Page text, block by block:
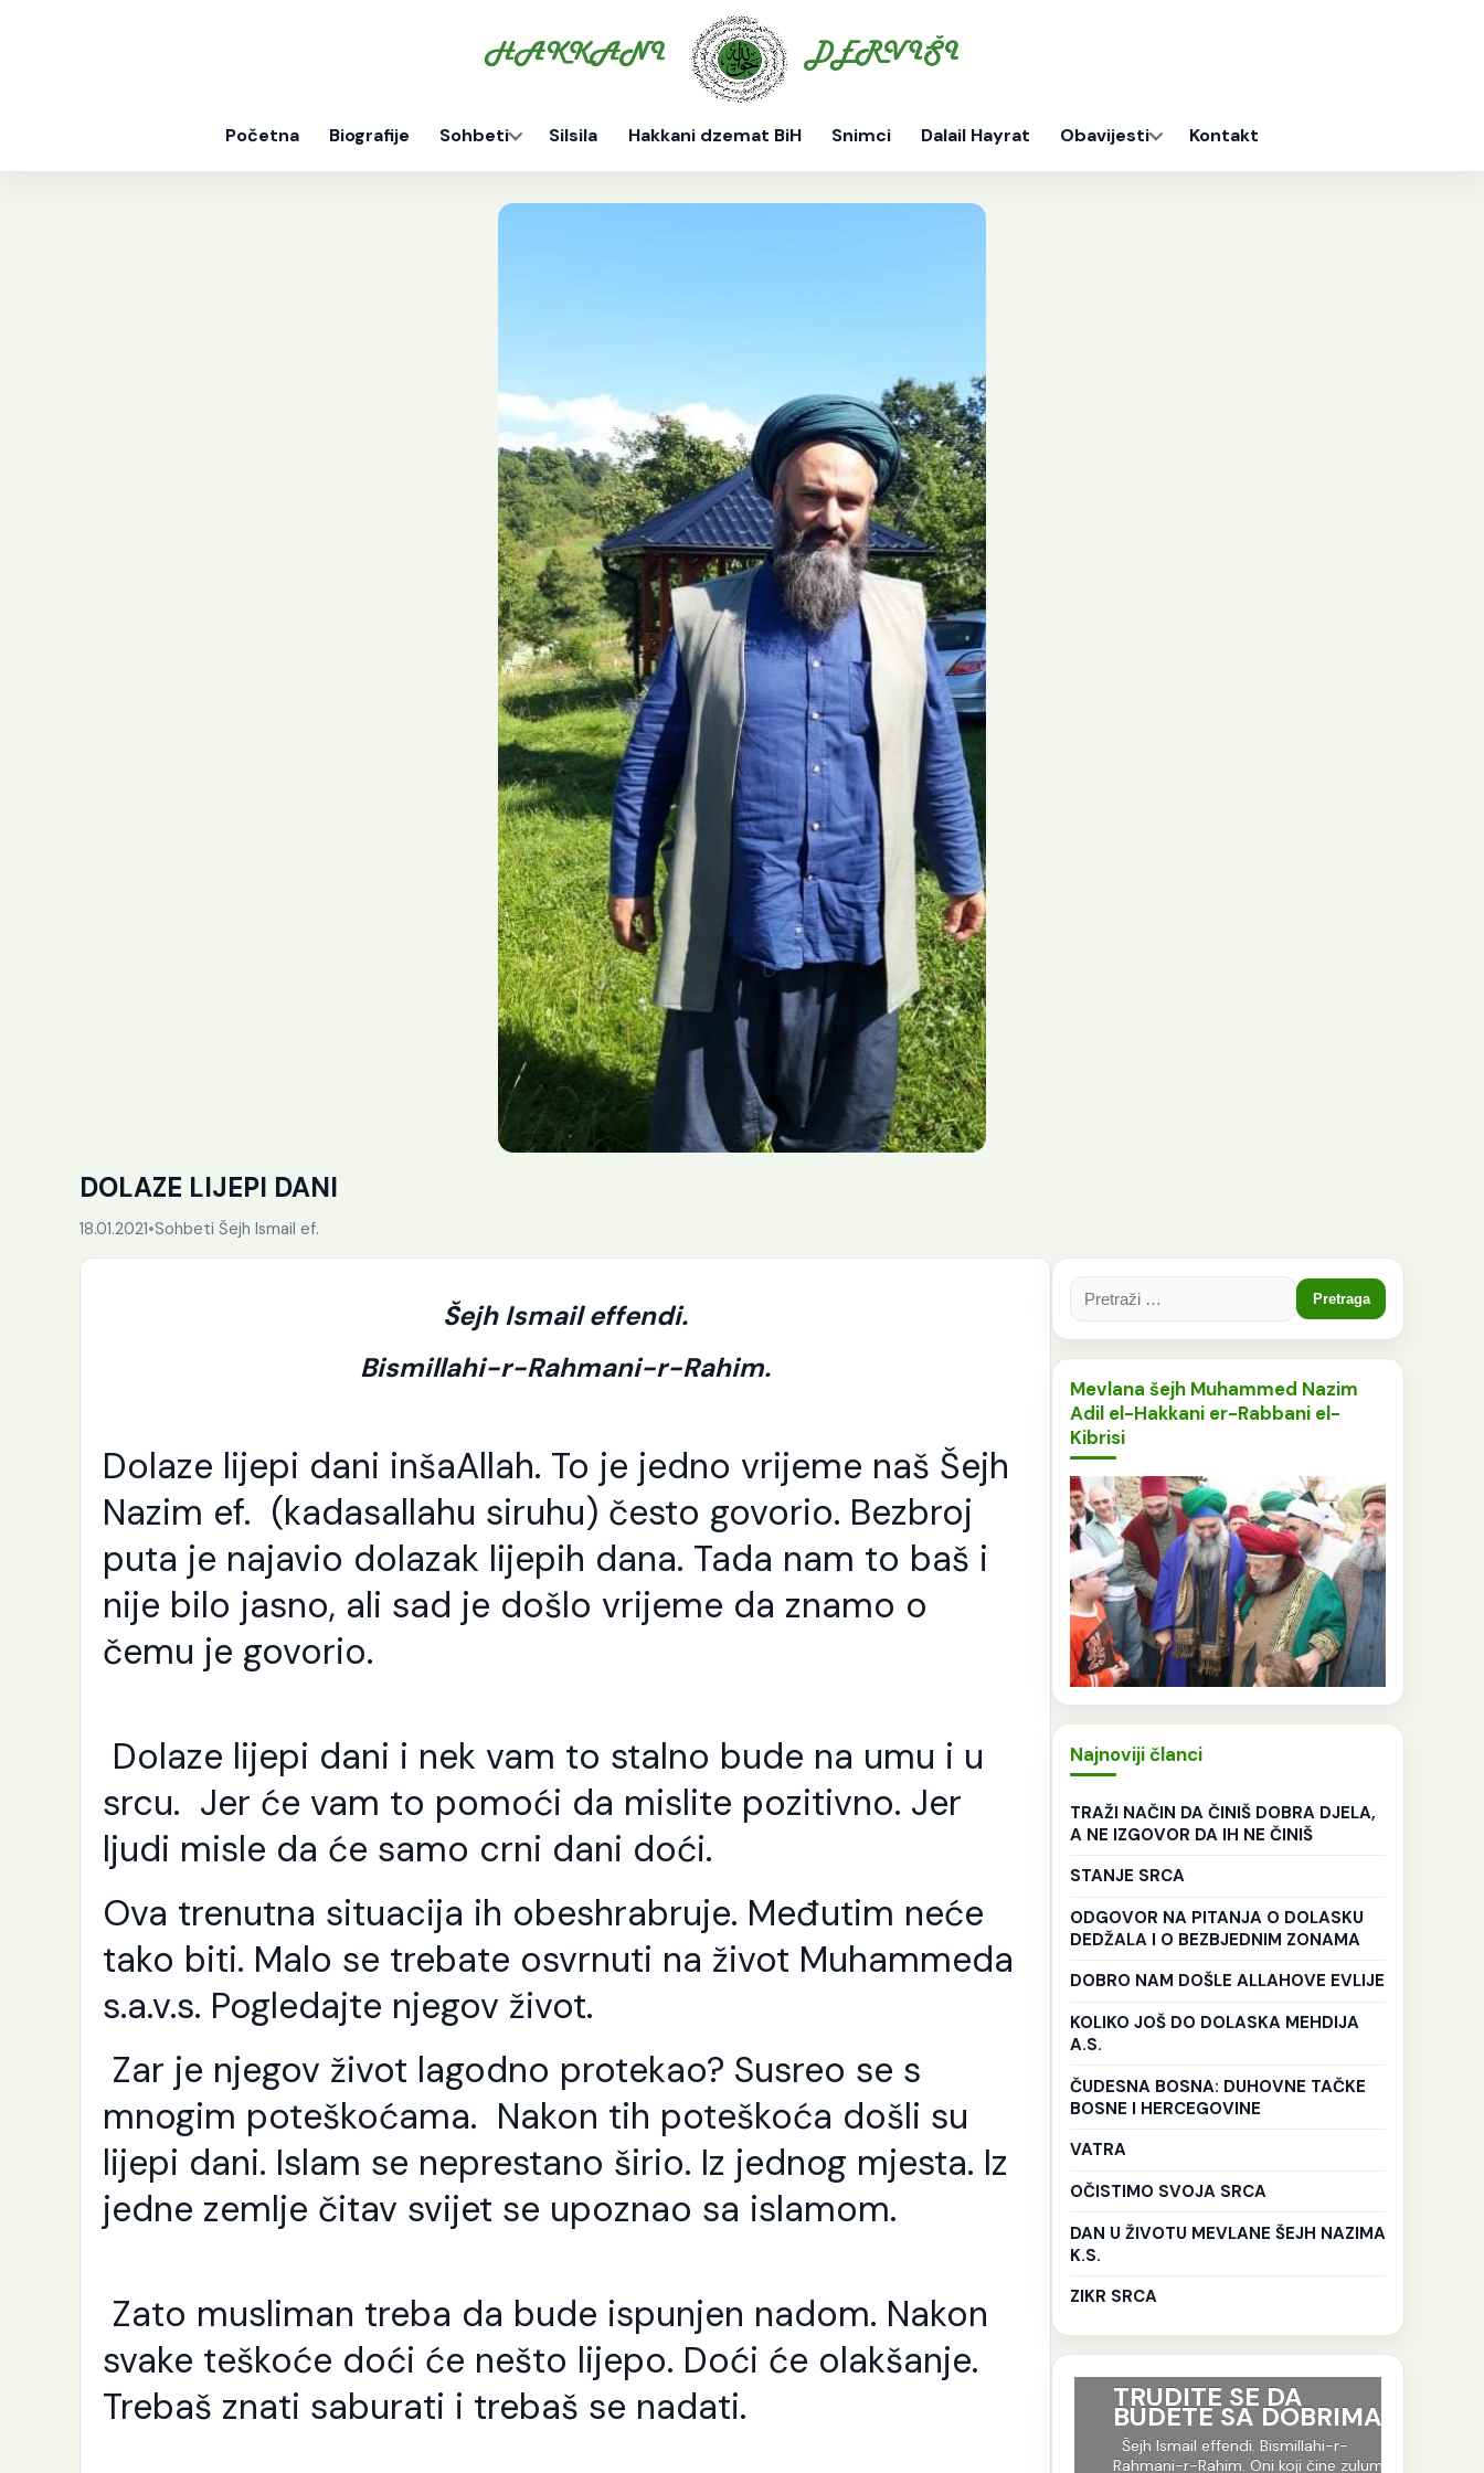
Početna Biografije Sohbeti Silsila Hakkani dzemat BiH Snimci Dalail Hayrat Obavijesti Kontakt
DOLAZE LIJEPI DANI
18.01.2021•Sohbeti Šejh Ismail ef.
Šejh Ismail effendi.
Bismillahi-r-Rahmani-r-Rahim.
Dolaze lijepi dani inšaAllah. To je jedno vrijeme naš Šejh
Nazim ef. (kadasallahu siruhu) često govorio. Bezbroj
puta je najavio dolazak lijepih dana. Tada nam to baš i
nije bilo jasno, ali sad je došlo vrijeme da znamo o
čemu je govorio.
Dolaze lijepi dani i nek vam to stalno bude na umu i u
srcu. Jer će vam to pomoći da mislite pozitivno. Jer
ljudi misle da će samo crni dani doći.
Ova trenutna situacija ih obeshrabruje. Međutim neće
tako biti. Malo se trebate osvrnuti na život Muhammeda
s.a.v.s. Pogledajte njegov život.
Zar je njegov život lagodno protekao? Susreo se s
mnogim poteškoćama. Nakon tih poteškoća došli su
lijepi dani. Islam se neprestano širio. Iz jednog mjesta. Iz
jedne zemlje čitav svijet se upoznao sa islamom.
Zato musliman treba da bude ispunjen nadom. Nakon
svake teškoće doći će nešto lijepo. Doći će olakšanje.
Trebaš znati saburati i trebaš se nadati.
Pretraga:
Mevlana šejh Muhammed Nazim
Adil el-Hakkani er-Rabbani el-
Kibrisi
Najnoviji članci
TRAŽI NAČIN DA ČINIŠ DOBRA DJELA,
A NE IZGOVOR DA IH NE ČINIŠ
STANJE SRCA
ODGOVOR NA PITANJA O DOLASKU
DEDŽALA I O BEZBJEDNIM ZONAMA
DOBRO NAM DOŠLE ALLAHOVE EVLIJE
KOLIKO JOŠ DO DOLASKA MEHDIJA
A.S.
ČUDESNA BOSNA: DUHOVNE TAČKE
BOSNE I HERCEGOVINE
VATRA
OČISTIMO SVOJA SRCA
DAN U ŽIVOTU MEVLANE ŠEJH NAZIMA
K.S.
ZIKR SRCA
Ko god slijedi Allahov
put treba da zna da
TRUDITE SE DA
BUDETE SA DOBRIMA
Šejh Ismail effendi. Bismillahi-r-
Rahmani-r-Rahim. Oni koji čine zulum